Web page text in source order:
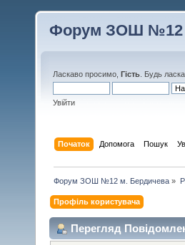
Форум ЗОШ №12
Ласкаво просимо, Гість . Будь ласка,
Увійти
Початок Допомога Пошук
Форум ЗОШ №12 м. Бердичева »
Профіль користувача
Перегляд